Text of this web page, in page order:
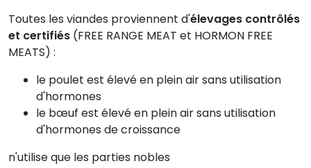
Toutes les viandes proviennent d'élevages contrôlés
et certifiés (FREE RANGE MEAT et HORMON FREE
MEATS) :
le poulet est élevé en plein air sans utilisation
d'hormones
le bœuf est élevé en plein air sans utilisation
d'hormones de croissance
n'utilise que les parties nobles